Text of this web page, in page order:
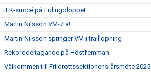
IFK-succé på Lidingöloppet
Martin Nilsson VM-7:a!
Martin Nilsson springer VM i traillöpning
Rekorddeltagande på Höstfemman
Välkommen till Friidrottssektionens årsmöte 2025